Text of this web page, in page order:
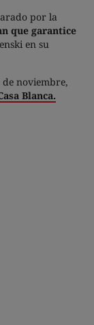
por la
que garantice
en su
noviembre,
Blanca.